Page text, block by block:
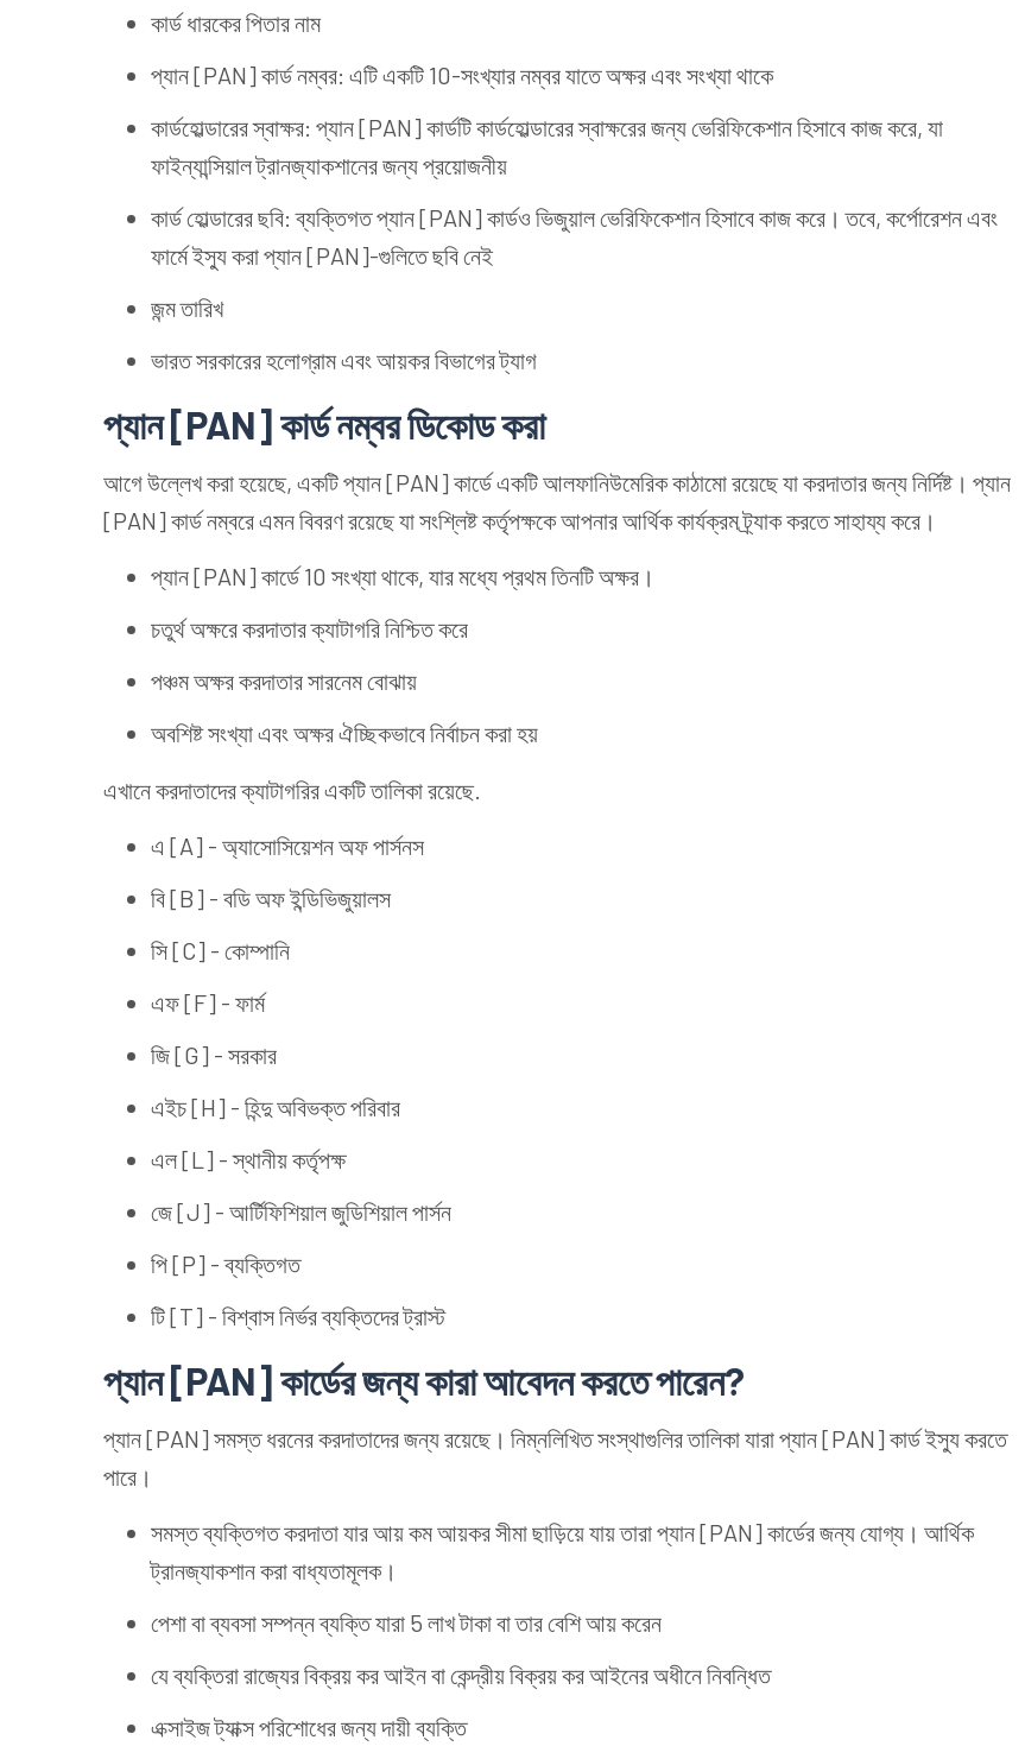
কার্ড ধারকের পিতার নাম
প্যান [PAN] কার্ড নম্বর: এটি একটি 10-সংখ্যার নম্বর যাতে অক্ষর এবং সংখ্যা থাকে
কার্ডহোল্ডারের স্বাক্ষর: প্যান [PAN] কার্ডটি কার্ডহোল্ডারের স্বাক্ষরের জন্য ভেরিফিকেশান হিসাবে কাজ করে, যা
ফাইন্যান্সিয়াল ট্রানজ্যাকশানের জন্য প্রয়োজনীয়
কার্ড হোল্ডারের ছবি: ব্যক্তিগত প্যান [PAN] কার্ডও ভিজুয়াল ভেরিফিকেশান হিসাবে কাজ করে। তবে, কর্পোরেশন এবং
ফার্মে ইস্যু করা প্যান [PAN]-গুলিতে ছবি নেই
জন্ম তারিখ
ভারত সরকারের হলোগ্রাম এবং আয়কর বিভাগের ট্যাগ
প্যান [PAN] কার্ড নম্বর ডিকোড করা
আগে উল্লেখ করা হয়েছে, একটি প্যান [PAN] কার্ডে একটি আলফানিউমেরিক কাঠামো রয়েছে যা করদাতার জন্য নির্দিষ্ট। প্যান
[PAN] কার্ড নম্বরে এমন বিবরণ রয়েছে যা সংশ্লিষ্ট কর্তৃপক্ষকে আপনার আর্থিক কার্যক্রম ট্র্যাক করতে সাহায্য করে।
প্যান [PAN] কার্ডে 10 সংখ্যা থাকে, যার মধ্যে প্রথম তিনটি অক্ষর।
চতুর্থ অক্ষরে করদাতার ক্যাটাগরি নিশ্চিত করে
পঞ্চম অক্ষর করদাতার সারনেম বোঝায়
অবশিষ্ট সংখ্যা এবং অক্ষর ঐচ্ছিকভাবে নির্বাচন করা হয়
এখানে করদাতাদের ক্যাটাগরির একটি তালিকা রয়েছে.
এ [A] - অ্যাসোসিয়েশন অফ পার্সনস
বি [B] - বডি অফ ইন্ডিভিজুয়ালস
সি [C] - কোম্পানি
এফ [F] - ফার্ম
জি [G] - সরকার
এইচ [H] - হিন্দু অবিভক্ত পরিবার
এল [L] - স্থানীয় কর্তৃপক্ষ
জে [J] - আর্টিফিশিয়াল জুডিশিয়াল পার্সন
পি [P] - ব্যক্তিগত
টি [T] - বিশ্বাস নির্ভর ব্যক্তিদের ট্রাস্ট
প্যান [PAN] কার্ডের জন্য কারা আবেদন করতে পারেন?
প্যান [PAN] সমস্ত ধরনের করদাতাদের জন্য রয়েছে। নিম্নলিখিত সংস্থাগুলির তালিকা যারা প্যান [PAN] কার্ড ইস্যু করতে
পারে।
সমস্ত ব্যক্তিগত করদাতা যার আয় কম আয়কর সীমা ছাড়িয়ে যায় তারা প্যান [PAN] কার্ডের জন্য যোগ্য। আর্থিক
ট্রানজ্যাকশান করা বাধ্যতামূলক।
পেশা বা ব্যবসা সম্পন্ন ব্যক্তি যারা 5 লাখ টাকা বা তার বেশি আয় করেন
যে ব্যক্তিরা রাজ্যের বিক্রয় কর আইন বা কেন্দ্রীয় বিক্রয় কর আইনের অধীনে নিবন্ধিত
এক্সাইজ ট্যাক্স পরিশোধের জন্য দায়ী ব্যক্তি